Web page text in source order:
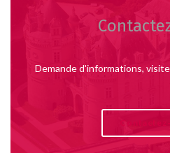
Demande d'informations,